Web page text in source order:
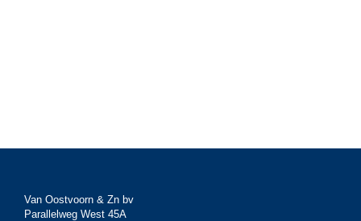
Van Oostvoorn & Zn bv
Parallelweg West 45A